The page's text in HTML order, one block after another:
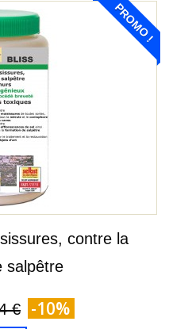
PROMO !
contre la
salpêtre
€ -10%